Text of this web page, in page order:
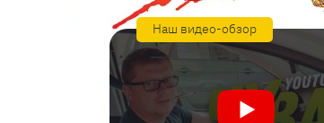
Наш видео-обзор